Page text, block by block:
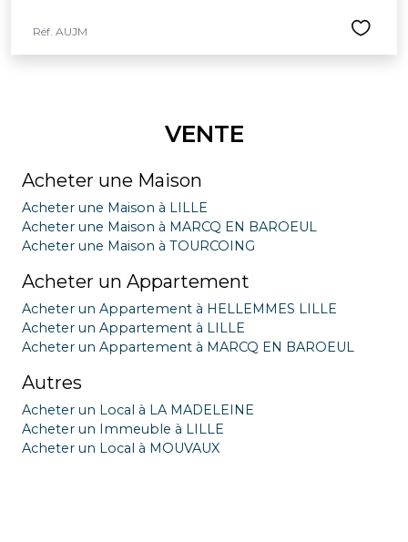
Réf. AUJM
VENTE
Acheter une Maison
Acheter une Maison à LILLE
Acheter une Maison à MARCQ EN BAROEUL
Acheter une Maison à TOURCOING
Acheter un Appartement
Acheter un Appartement à HELLEMMES LILLE
Acheter un Appartement à LILLE
Acheter un Appartement à MARCQ EN BAROEUL
Autres
Acheter un Local à LA MADELEINE
Acheter un Immeuble à LILLE
Acheter un Local à MOUVAUX